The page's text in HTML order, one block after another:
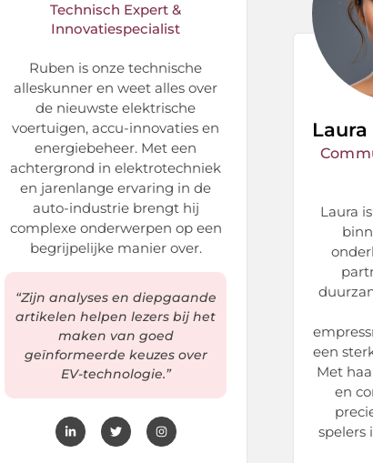
Technisch Expert &
Innovatiespecialist
Ruben is onze technische
alleskunner en weet alles over
de nieuwste elektrische
voertuigen, accu-innovaties en
energiebeheer. Met een
achtergrond in elektrotechniek
en jarenlange ervaring in de
auto-industrie brengt hij
complexe onderwerpen op een
begrijpelijke manier over.
“Zijn analyses en diepgaande
artikelen helpen lezers bij het
maken van goed
geïnformeerde keuzes over
EV-technologie.”
Laura
een
Met
en
spelers